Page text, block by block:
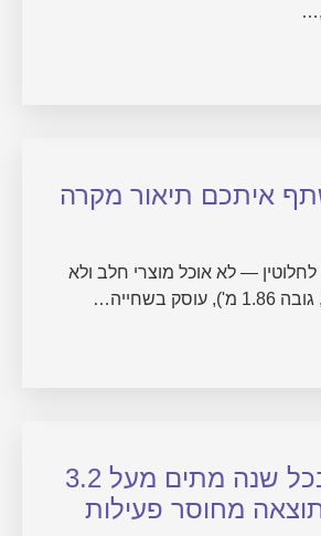
איתכם תיאור מקרה
טבעוני לחלוטין — לא אוכל מוצרי חלב ולא
הידעתם?! בכל שנה מתים מעל 3.2
מחוסר פעילות